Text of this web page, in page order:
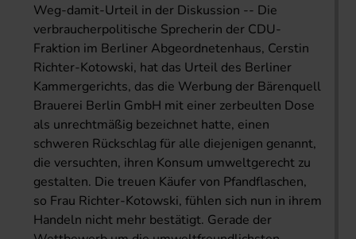
Weg-damit-Urteil in der Diskussion -- Die
verbraucherpolitische Sprecherin der CDU-
Fraktion im Berliner Abgeordnetenhaus, Cerstin
Richter-Kotowski, hat das Urteil des Berliner
Kammergerichts, das die Werbung der Bärenquell
Brauerei Berlin GmbH mit einer zerbeulten Dose
als unrechtmäßig bezeichnet hatte, einen
schweren Rückschlag für alle diejenigen genannt,
die versuchten, ihren Konsum umweltgerecht zu
gestalten. Die treuen Käufer von Pfandflaschen,
so Frau Richter-Kotowski, fühlen sich nun in ihrem
Handeln nicht mehr bestätigt. Gerade der